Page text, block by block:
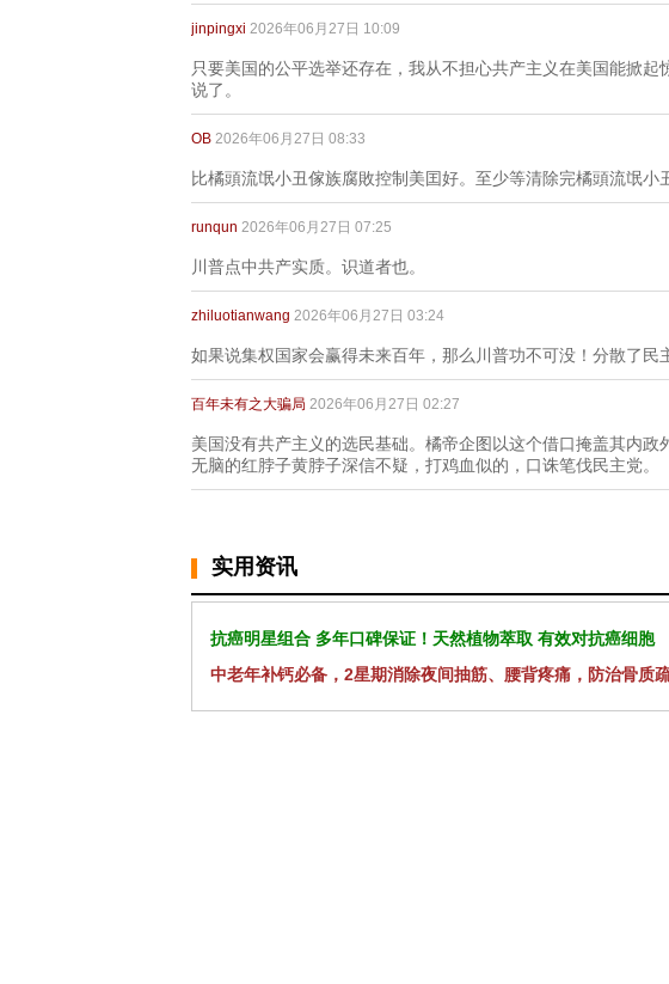
jinpingxi 2026年06月27日 10:09
只要美国的公平选举还存在，我从不担心共产主义在美国能掀
说了。
OB 2026年06月27日 08:33
比橘頭流氓小丑傢族腐敗控制美囯好。至少等清除完橘頭流氓小
runqun 2026年06月27日 07:25
川普点中共产实质。识道者也。
zhiluotianwang 2026年06月27日 03:24
如果说集权国家会赢得未来百年，那么川普功不可没！分散了民
百年未有之大骗局 2026年06月27日 02:27
美国没有共产主义的选民基础。橘帝企图以这个借口掩盖其内
无脑的红脖子黄脖子深信不疑，打鸡血似的，口诛笔伐民主党。
实用资讯
抗癌明星组合 多年口碑保证！天然植物萃取 有效对抗癌细胞
中老年补钙必备，2星期消除夜间抽筋、腰背疼痛，防治骨质